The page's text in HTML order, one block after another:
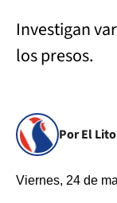
Investigan
los presos.
Por El
Viernes, 24 de